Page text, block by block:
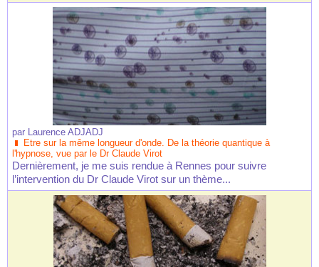
par Laurence ADJADJ
Etre sur la même longueur d'onde. De la théorie quantique à
l'hypnose, vue par le Dr Claude Virot
Dernièrement, je me suis rendue à Rennes pour suivre
l’intervention du Dr Claude Virot sur un thème...